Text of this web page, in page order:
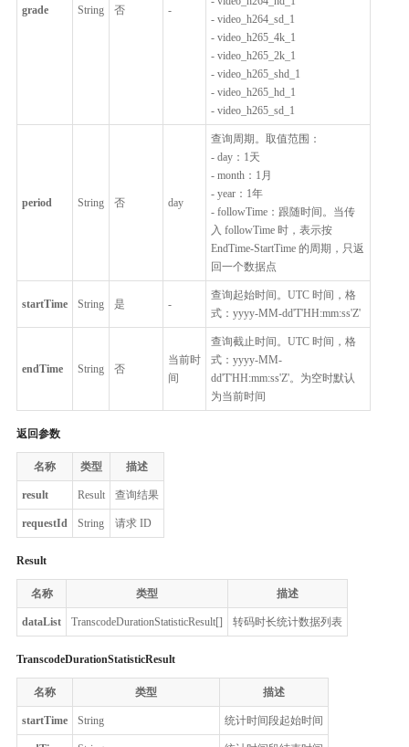
grade String 否 -
- video_h264_sd_1
- video_h265_4k_1
- video_h265_2k_1
- video_h265_shd_1
- video_h265_hd_1
- video_h265_sd_1
period String 否 day
查询周期。取值范围：
- day：1天
- month：1月
- year：1年
- followTime：跟随时间。当传
入 followTime 时，表示按
EndTime-StartTime 的周期，只返
回一个数据点
startTime String 是 -
查询起始时间。UTC 时间，格
式：yyyy-MM-dd'T'HH:mm:ss'Z'
endTime String 否
当前时
间
查询截止时间。UTC 时间，格
式：yyyy-MM-
dd'T'HH:mm:ss'Z'。为空时默认
为当前时间
返回参数
名称 类型 描述
result Result 查询结果
requestId String 请求 ID
Result
名称 类型 描述
dataList TranscodeDurationStatisticResult[] 转码时长统计数据列表
TranscodeDurationStatisticResult
名称 类型 描述
startTime String 统计时间段起始时间